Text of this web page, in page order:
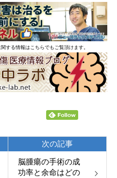
する情報はこちらでもご覧頂けます。
脳腫瘍の手術の成
功率と余命はどの
次の記事